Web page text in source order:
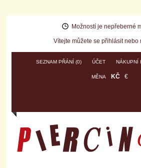
Možností je nepřeberné
Vítejte můžete sepřihlásitnebo
SEZNAM PŘÁNÍ (0) ÚČET NÁKUPNÍ
MĚNA KČ €